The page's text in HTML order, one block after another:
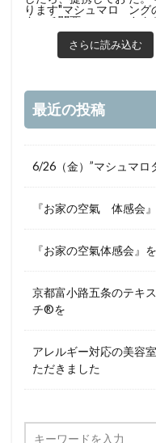
さらに読み込む
最近の投稿
6/26（金）”マシュマロ
『お家の空氣 体感会
『お家の空氣体感会』
京都富小路五条のテキ
チ®︎を
アレルギー対応の美容
ただきました